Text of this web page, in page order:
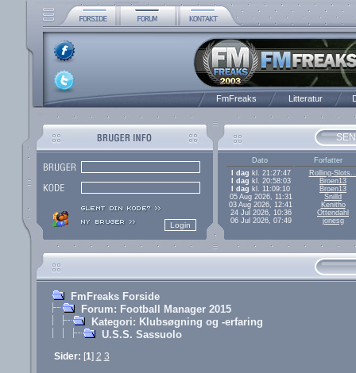
FmFreaks Litteratur
Dato
Forfatter
I dag kl. 21:27:47
Rolling-
I dag kl. 20:58:03
Broen13
I dag kl. 11:09:10
Broen13
05 Aug 2026, 11:31
Snilld
03 Aug 2026, 12:41
Kenitho
24 Jul 2026, 10:36
Ottendahl
06 Jul 2026, 07:49
jonesg
FmFreaks Forside
Forum: Football Manager 2015
Kategori: Klubsøgning og -erfaring
U.S.S. Sassuolo
Sider: [1] 2 3